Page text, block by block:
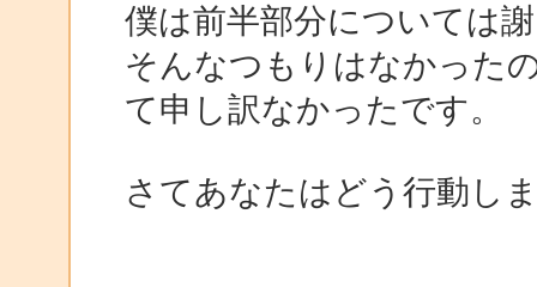
僕は前半部分については
そんなつもりはなかった
て申し訳なかったです。
さてあなたはどう行動し